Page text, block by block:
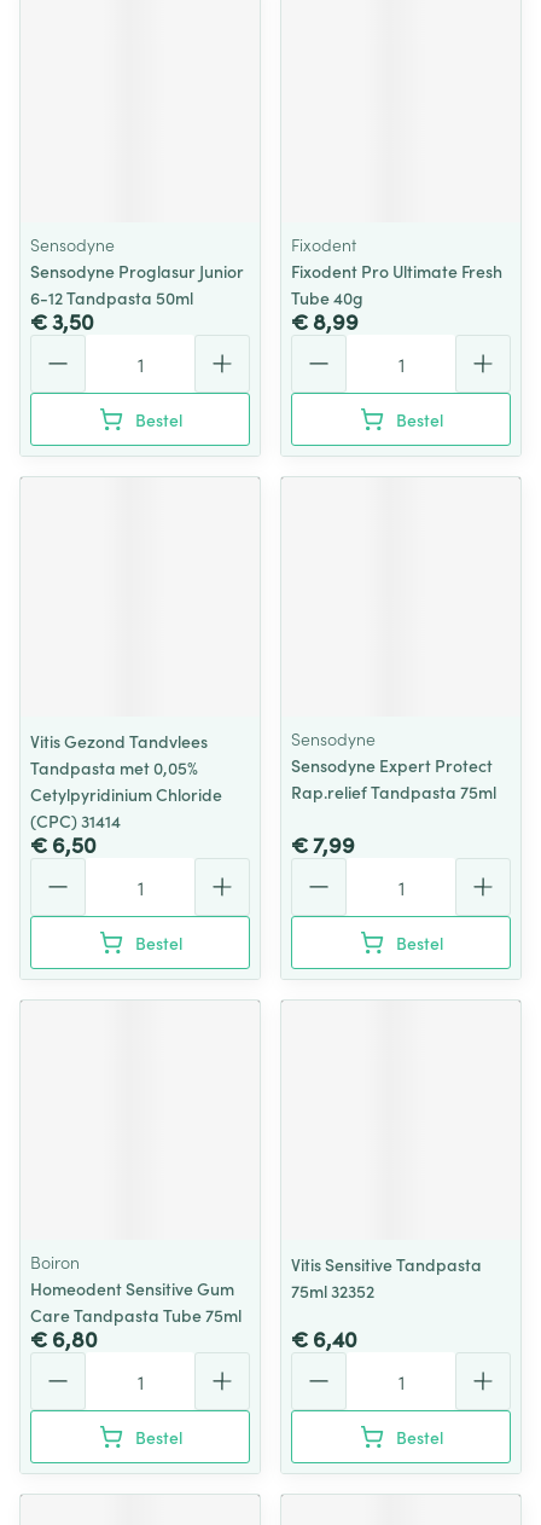
Sensodyne
Sensodyne Proglasur Junior
6-12 Tandpasta 50ml
€ 3,50
Bestel
Fixodent
Fixodent Pro Ultimate Fresh
Tube 40g
€ 8,99
Bestel
Vitis Gezond Tandvlees
Tandpasta met 0,05%
Cetylpyridinium Chloride
(CPC) 31414
€ 6,50
Bestel
Sensodyne
Sensodyne Expert Protect
Rap.relief Tandpasta 75ml
€ 7,99
Bestel
Boiron
Homeodent Sensitive Gum
Care Tandpasta Tube 75ml
€ 6,80
Bestel
Vitis Sensitive Tandpasta
75ml 32352
€ 6,40
Bestel